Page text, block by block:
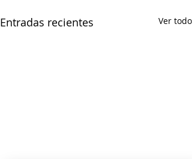
Entradas recientes Ver todo